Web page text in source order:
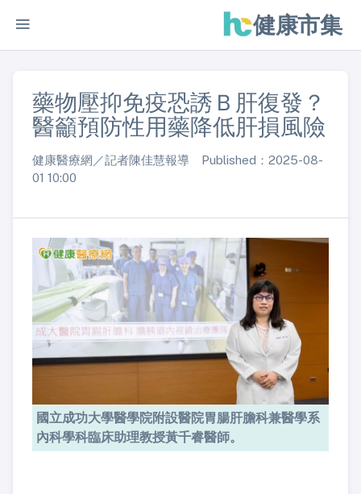
健康市集
藥物壓抑免疫恐誘Ｂ肝復發？
醫籲預防性用藥降低肝損風險
健康醫療網／記者陳佳慧報導 Published：2025-08-
01 10:00
國立成功大學醫學院附設醫院胃腸肝膽科兼醫學系
內科學科臨床助理教授黃千睿醫師。